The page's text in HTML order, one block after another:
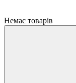
Немає товарів